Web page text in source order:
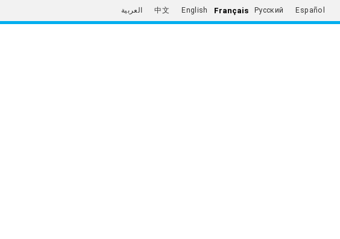
العربية 中文 English Français Русский Español